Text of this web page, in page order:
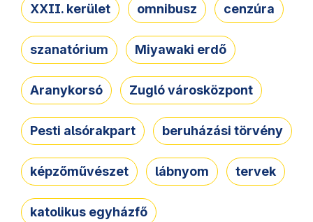
XXII. kerület omnibusz cenzúra
szanatórium Miyawaki erdő
Aranykorsó Zugló városközpont
Pesti alsórakpart beruházási törvény
képzőművészet lábnyom tervek
katolikus egyházfő